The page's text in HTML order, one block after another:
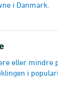
i Danmark.
eller mindre
i